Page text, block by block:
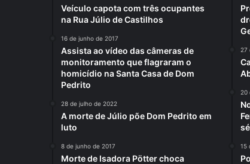
Veículo capota com três ocupantes
na Rua Júlio de Castilhos
16 de junho de 2017
Assista ao vídeo das câmeras de
monitoramento que flagraram o
homicídio na Santa Casa de Dom
Pedrito
28 de julho de 2022
A morte de Júlio põe Dom Pedrito em
luto
8 de junho de 2017
Morte de Isadora Pötter choca
27
20
15